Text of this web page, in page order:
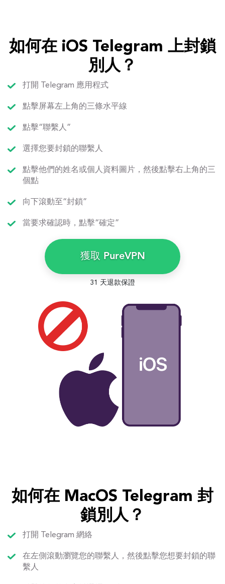
如何在 iOS Telegram 上封鎖
別人？
打開 Telegram 應用程式
點擊屏幕左上角的三條水平線
點擊“聯繫人”
選擇您要封鎖的聯繫人
點擊他們的姓名或個人資料圖片，然後點擊右上角的三
個點
向下滾動至“封鎖”
當要求確認時，點擊“確定”
獲取 PureVPN
31 天退款保證
如何在 MacOS Telegram 封
鎖別人？
打開 Telegram 網絡
在左側滾動瀏覽您的聯繫人，然後點擊您想要封鎖的聯
繫人